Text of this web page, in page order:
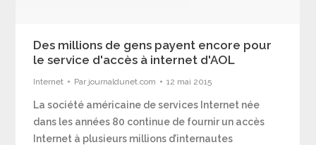
Des millions de gens payent encore pour
le service d'accès à internet d'AOL
Internet Par journaldunet.com 12 mai 2015
La société américaine de services Internet née
dans les années 80 continue de fournir un accès
Internet à plusieurs millions d’internautes